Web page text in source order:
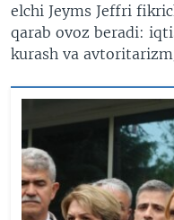
elchi Jeyms Jeffri
qarab ovoz beradi:
kurash va